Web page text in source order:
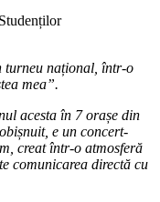
turneu național, într-o
mea”.
acesta în 7 orașe din
e un concert-
creat într-o atmosferă
comunicarea directă cu